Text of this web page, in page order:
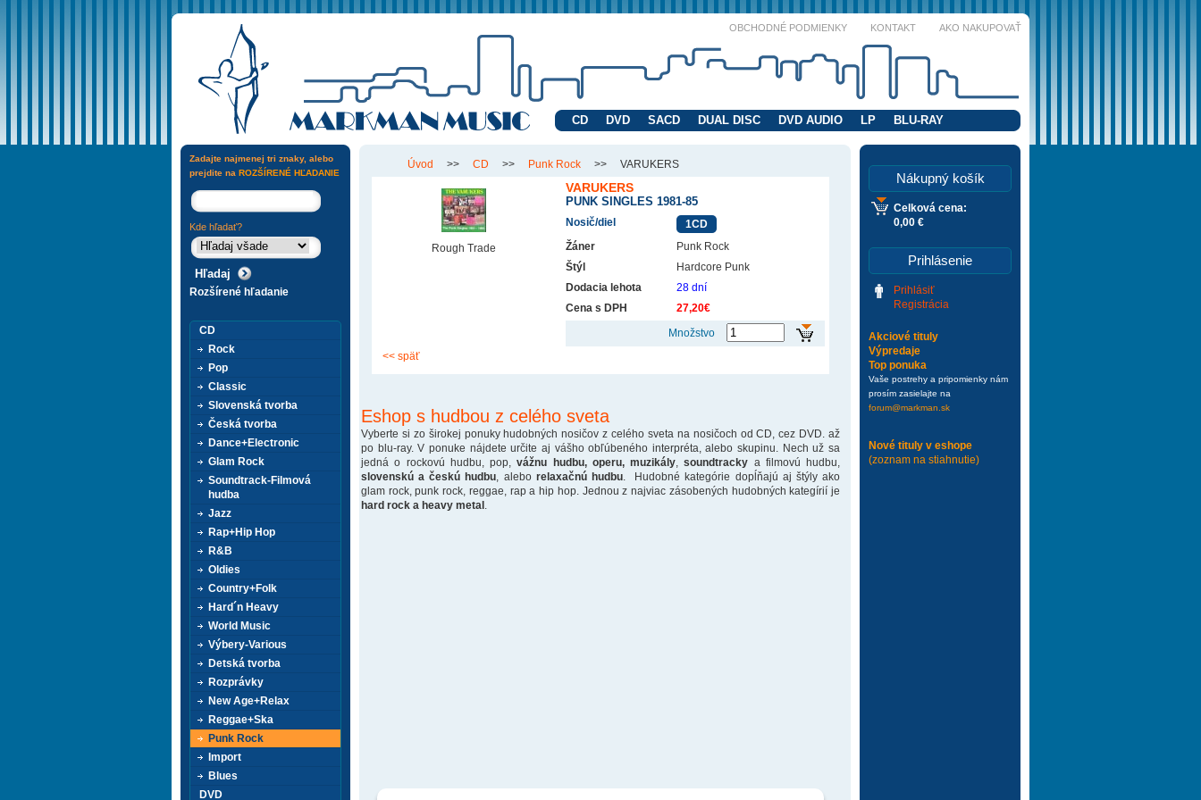
OBCHODNÉ PODMIENKY KONTAKT AKO NAKUPOVAŤ
CD DVD SACD DUAL DISC DVD AUDIO LP BLU-RAY
Úvod >> CD >> Punk Rock >> VARUKERS
Rough Trade
VARUKERS
PUNK SINGLES 1981-85
Nosič/diel
1CD
Žáner
Punk Rock
Štýl
Hardcore Punk
Dodacia lehota
28 dní
Cena s DPH
27,20€
Množstvo
<< späť
Eshop s hudbou z celého sveta
Vyberte si zo širokej ponuky hudobných nosičov z celého sveta na nosičoch od CD, cez DVD. až
po blu-ray. V ponuke nájdete určite aj vášho obľúbeného interpréta, alebo skupinu. Nech už sa
jedná o rockovú hudbu, pop,vážnu hudbu, operu, muzikály ,soundtracky a filmovú hudbu,
slovenskú a českú hudbu , alebo relaxačnú hudbu. Hudobné kategórie dopĺňajú aj štýly ako
glam rock, punk rock, reggae, rap a hip hop. Jednou z najviac zásobených hudobných kategírií je
hard rock a heavy metal
Nákupný košík
Celková cena:
0,00 €
Prihlásenie
Prihlásiť
Registrácia
Akciové tituly
Výpredaje
Top ponuka
Vaše postrehy a pripomienky nám
prosím zasielajte na
forum@markman.sk
Nové tituly v eshope
(zoznam na stiahnutie)
Zadajte najmenej tri znaky, alebo
prejdite na ROZŠÍRENÉ HĽADANIE
Kde hľadať?
Rozšírené hľadanie
CD
Rock
Pop
Classic
Slovenská tvorba
Česká tvorba
Dance+Electronic
Glam Rock
Soundtrack-Filmová
hudba
Jazz
Rap+Hip Hop
R&B
Oldies
Country+Folk
Hard´n Heavy
World Music
Výbery-Various
Detská tvorba
Rozprávky
New Age+Relax
Reggae+Ska
Punk Rock
Import
Blues
DVD